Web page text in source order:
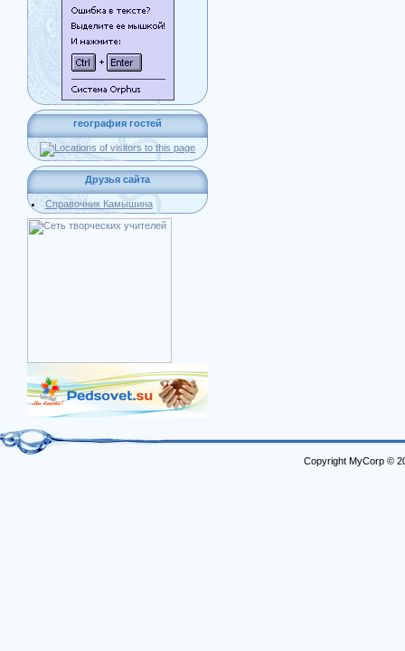
география гостей
Друзья сайта
Справочник Камышина
Copyright MyCorp ©